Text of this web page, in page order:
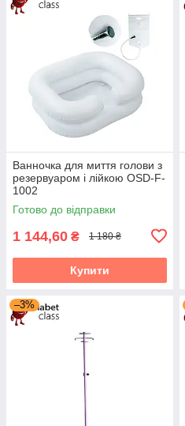
Ванночка для миття голови з
резервуаром і лійкою OSD-F-
1002
Готово до відправки
1 144,60 ₴ 1 180 ₴
Купити
–3%